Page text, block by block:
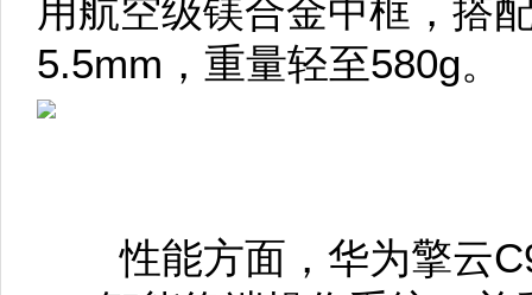
用航空级镁合金中框，搭
5.5mm，重量轻至580g。
性能方面，华为擎云